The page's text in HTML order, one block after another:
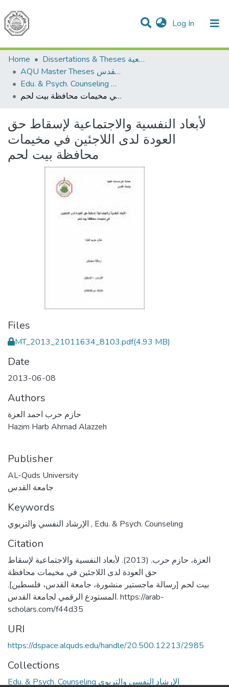
Log In (current)
Communities & Collections
All of DSpace
Home
Dissertations & Theses الرسائل الجامعية
AQU Master Theses الرسائل الجامعية الخاصة بجامعة القدس
Edu. & Psych. Counseling الإرشاد النفسي والتربوي
لأبعاد النفسية والاجتماعية لإسقاط حق العودة لدى اللاجئين في مخيمات محافظة بيت لحم
لأبعاد النفسية والاجتماعية لإسقاط حق
العودة لدى اللاجئين في مخيمات
محافظة بيت لحم
Files
MT_2013_21011634_8103.pdf(4.93 MB)
Date
2013-06-08
Authors
حازم حرب احمد العزة
Hazim Harb Ahmad Alazzeh
Publisher
AL-Quds University
جامعة القدس
Keywords
, Edu. & Psych. Counseling
Citation
العزة، حازم حرب. (2013). لأبعاد النفسية والاجتماعية لإسقاط
حق العودة لدى اللاجئين في مخيمات محافظة
بيت لحم [رسالة ماجستير منشورة، جامعة القدس، فلسطين].
المستودع الرقمي لجامعة القدس. https://arab-
scholars.com/f44d35
URI
https://dspace.alquds.edu/handle/20.500.12213/2985
Collections
Edu. & Psych. Counseling الإرشاد النفسي والتربوي